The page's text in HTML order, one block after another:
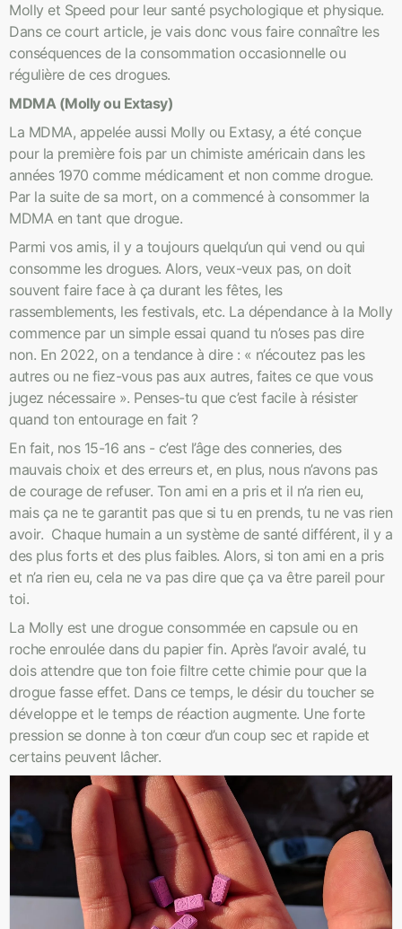
Molly et Speed pour leur santé psychologique et physique.
Dans ce court article, je vais donc vous faire connaître les
conséquences de la consommation occasionnelle ou
régulière de ces drogues.
MDMA (Molly ou Extasy)
La MDMA, appelée aussi Molly ou Extasy, a été conçue
pour la première fois par un chimiste américain dans les
années 1970 comme médicament et non comme drogue.
Par la suite de sa mort, on a commencé à consommer la
MDMA en tant que drogue.
Parmi vos amis, il y a toujours quelqu’un qui vend ou qui
consomme les drogues. Alors, veux-veux pas, on doit
souvent faire face à ça durant les fêtes, les
rassemblements, les festivals, etc. La dépendance à la Molly
commence par un simple essai quand tu n’oses pas dire
non. En 2022, on a tendance à dire : « n’écoutez pas les
autres ou ne fiez-vous pas aux autres, faites ce que vous
jugez nécessaire ». Penses-tu que c’est facile à résister
quand ton entourage en fait ?
En fait, nos 15-16 ans - c’est l’âge des conneries, des
mauvais choix et des erreurs et, en plus, nous n’avons pas
de courage de refuser. Ton ami en a pris et il n’a rien eu,
mais ça ne te garantit pas que si tu en prends, tu ne vas rien
avoir. Chaque humain a un système de santé différent, il y a
des plus forts et des plus faibles. Alors, si ton ami en a pris
et n’a rien eu, cela ne va pas dire que ça va être pareil pour
toi.
La Molly est une drogue consommée en capsule ou en
roche enroulée dans du papier fin. Après l’avoir avalé, tu
dois attendre que ton foie filtre cette chimie pour que la
drogue fasse effet. Dans ce temps, le désir du toucher se
développe et le temps de réaction augmente. Une forte
pression se donne à ton cœur d’un coup sec et rapide et
certains peuvent lâcher.